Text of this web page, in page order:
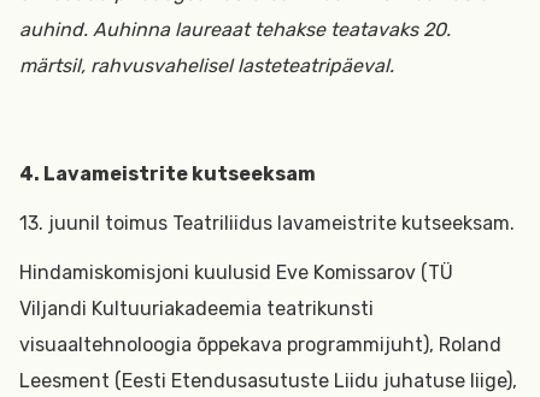
auhind. Auhinna laureaat tehakse teatavaks 20.
märtsil, rahvusvahelisel lasteteatripäeval.
4. Lavameistrite kutseeksam
13. juunil toimus Teatriliidus lavameistrite kutseeksam.
Hindamiskomisjoni kuulusid Eve Komissarov (TÜ
Viljandi Kultuuriakadeemia teatrikunsti
visuaaltehnoloogia õppekava programmijuht), Roland
Leesment (Eesti Etendusasutuste Liidu juhatuse liige),